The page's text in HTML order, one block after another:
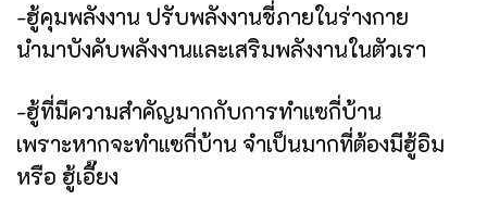
-ฮู้คุมพลังงาน ปรับพลังงานชี่ภายในร่างกาย
นำมาบังคับพลังงานและเสริมพลังงานในตัวเรา
-ฮู้ที่มีความสำคัญมากกับการทำแซกี่บ้าน
เพราะหากจะทำแซกี่บ้าน จำเป็นมากที่ต้องมีฮู้อิม
หรือ ฮู้เอี๊ยง